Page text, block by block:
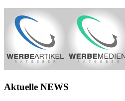
Aktuelle NEWS